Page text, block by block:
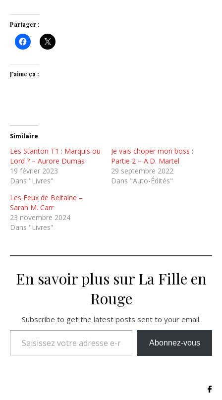
Partager :
J’aime ça :
Similaire
Les Stanton T1 : Marquis ou
Lord ? – Aurore Dumas
19 février 2023
Dans "Livres"
Je vais choper mon boss :
Partie 2 – A.D. Martel
29 septembre 2022
Dans "Auto-Édités"
Les Feux de Beltaine –
Sarah M. Carr
23 novembre 2024
Dans "Livres"
En savoir plus sur La Fille en
Rouge
Subscribe to get the latest posts sent to your email.
Saisissez votre adresse e-mail…
Abonnez-vous